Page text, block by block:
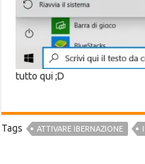
tutto qui ;D
Tags ATTIVARE IBERNAZIONE